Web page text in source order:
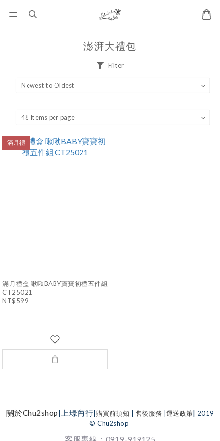
澎湃大禮包
Filter
滿月禮
滿月禮盒 啾啾BABY寶寶初禮五件組
CT25021
NT$599
關於Chu2shop|上璟商行|購買前須知 售後服務 運送政策| 2019
© Chu2shop
客服專線：0919-919125